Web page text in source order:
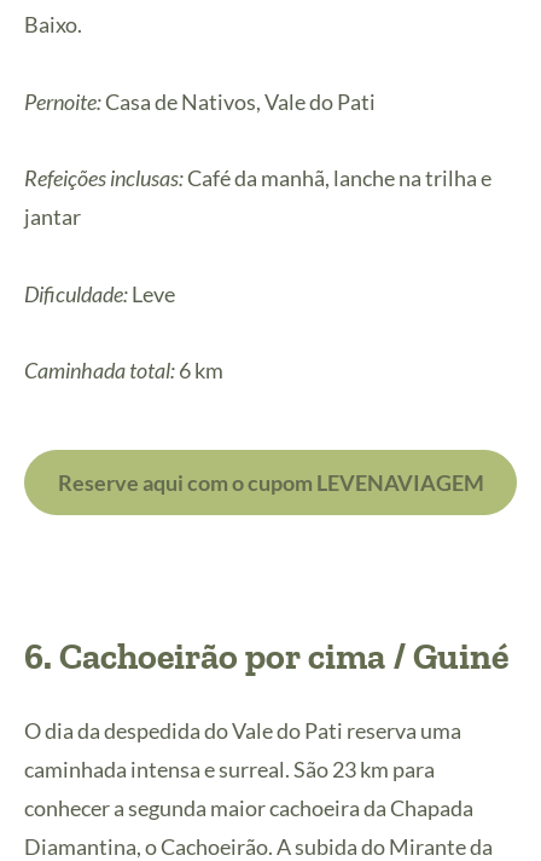
Baixo.
Pernoite:Casa de Nativos, Vale do Pati
Refeições inclusas:Café da manhã, lanche na trilha e
jantar
Dificuldade:Leve
Caminhada total:6 km
Reserve aqui com o cupom LEVENAVIAGEM
6. Cachoeirão por cima / Guiné
O dia da despedida do Vale do Pati reserva uma
caminhada intensa e surreal. São 23 km para
conhecer a segunda maior cachoeira da Chapada
Diamantina, o Cachoeirão. A subida do Mirante da